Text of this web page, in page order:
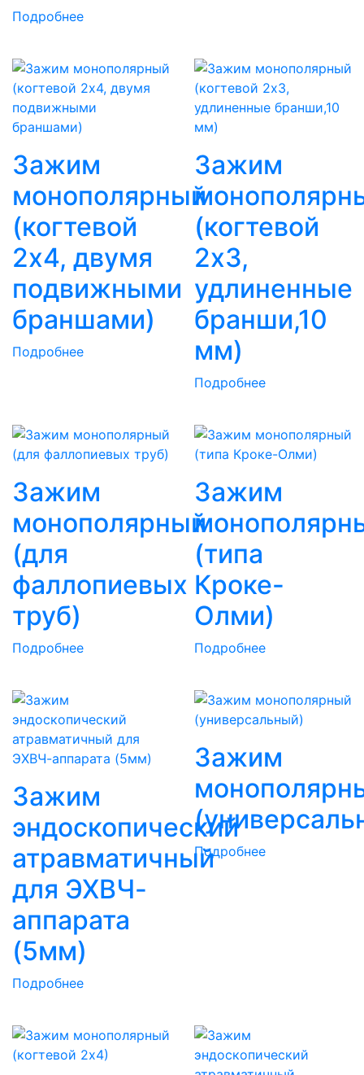
Подробнее
Зажим
монополярный
(когтевой
2х4, двумя
подвижными
браншами)
Подробнее
Зажим
(когтевой
2х3,
удлиненные
бранши,10
мм)
Подробнее
Зажим
монополярный
(для
фаллопиевых
труб)
Подробнее
Зажим
(типа
Кроке-
Олми)
Подробнее
Зажим
эндоскопический
атравматичный
для ЭХВЧ-
аппарата
(5мм)
Подробнее
Зажим
Подробнее